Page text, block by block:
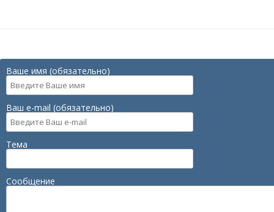
Ваше имя (обязательно)
Ваш e-mail (обязательно)
Тема
Сообщение